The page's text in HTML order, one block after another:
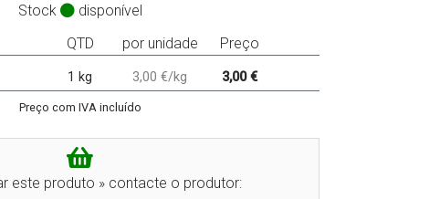
Stock
disponível
QTD por unidade Preço
1 kg 3,00 €/kg 3,00 €
Preço com IVA incluído
este produto » contacte o produtor: